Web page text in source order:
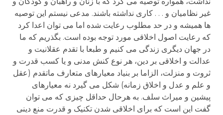
غیر نظامیان و . . . کاری نداشته باشند. مدعی نیستم این توصیه
ها همیشه و در حد مطلوب رعایت شده اما می توان اعدا کرد
که رعایت اصول اخلاقی مورد توجه بوده است. بگذریم که ما
در جهان دیگری زندگی می کنیم و طبعا با تقدم عقلانیت و
عدالت و اخلاقی بر دین، هر نوع کنش مدنی و یا کسب قدرت و
ثروت و منزلت، الزاما بر بنیاد معیارهای متعارف ماتقدم (عقل
و علم و عدل و اخلاق زمانه) شکل می گیرد نه معیارهای
پیشین و میراث سلف. به هرحال حداقل چیزی که می توان
گفت این است که برای اخلاقی شدن تکنیک و قدرت منع دینی